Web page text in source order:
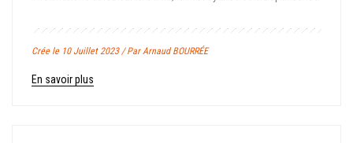
Crée le 10 Juillet 2023 / Par Arnaud BOURRÉE
En savoir plus